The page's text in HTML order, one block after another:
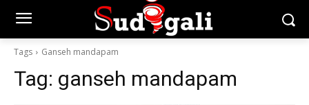
Tags Ganseh mandapam
Tag: ganseh mandapam